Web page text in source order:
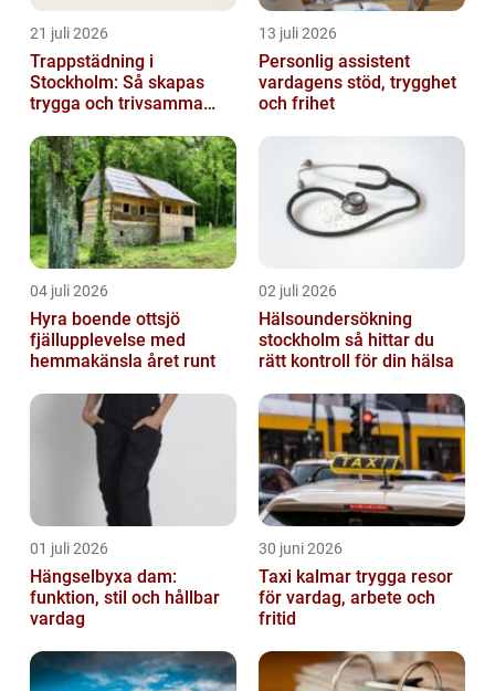
21 juli 2026
Trappstädning i
Stockholm: Så skapas
trygga och trivsamma
13 juli 2026
Personlig assistent
vardagens stöd, trygghet
och frihet
04 juli 2026
Hyra boende ottsjö
fjällupplevelse med
hemmakänsla året runt
02 juli 2026
Hälsoundersökning
stockholm så hittar du
rätt kontroll för din hälsa
01 juli 2026
Hängselbyxa dam:
funktion, stil och hållbar
vardag
30 juni 2026
Taxi kalmar trygga resor
för vardag, arbete och
fritid